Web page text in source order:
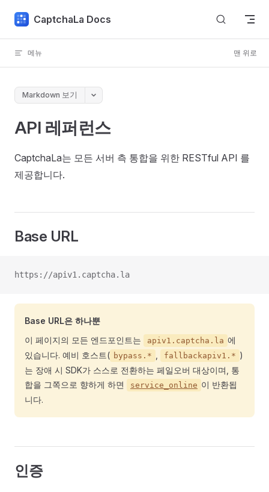
Skip to content
CaptchaLa Docs
메뉴 맨 위로
Markdown 보기
API 레퍼런스
CaptchaLa는 모든 서버 측 통합을 위한 RESTful API 를
제공합니다.
Base URL
https://apiv1.captcha.la
Base URL은 하나뿐
이 페이지의 모든 엔드포인트는
apiv1.captcha.la 에
있습니다. 예비 호스트( bypass.* fallbackapiv1.* )
는 장애 시 SDK가 스스로 전환하는 페일오버 대상이며, 통
합을 그쪽으로 향하게 하면
service_online 이 반환됩
니다.
인증